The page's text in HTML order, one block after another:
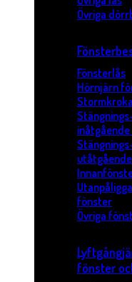
Övriga
Fönsterlås
Hörnjärn
fönster
Övriga
fönster